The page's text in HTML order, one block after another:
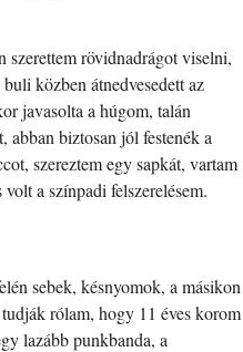
szerettem rövidnadrágot viselni,
közben átnedvesedett az
javasolta a húgom, talán
abban biztosan jól festenék a
szereztem egy sapkát, vartam
a színpadi felszerelésem.
sebek, késnyomok, a másikon
rólam, hogy 11 éves korom
lazább punkbanda, a